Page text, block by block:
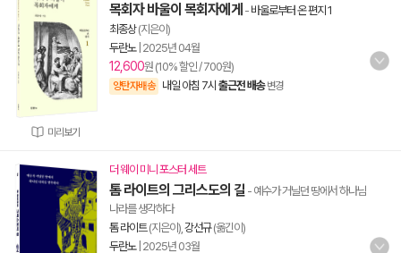
미리보기
목회자 바울이 목회자에게 - 바울로부터 온 편지 1
최종상(지은이)
두란노| 2025년 04월
12,600원 (10% 할인 / 700원)
양탄자배송 내일 아침 7시 출근전 배송 변경
더 웨이 미니 포스터 세트
톰 라이트의 그리스도의 길 - 예수가 거닐던 땅에서 하나님
나라를 생각하다
톰 라이트(지은이), 강선규(옮긴이)
두란노| 2025년 03월